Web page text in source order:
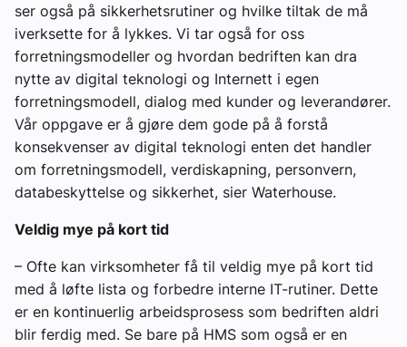
ser også på sikkerhetsrutiner og hvilke tiltak de må
iverksette for å lykkes. Vi tar også for oss
forretningsmodeller og hvordan bedriften kan dra
nytte av digital teknologi og Internett i egen
forretningsmodell, dialog med kunder og leverandører.
Vår oppgave er å gjøre dem gode på å forstå
konsekvenser av digital teknologi enten det handler
om forretningsmodell, verdiskapning, personvern,
databeskyttelse og sikkerhet, sier Waterhouse.
Veldig mye på kort tid
– Ofte kan virksomheter få til veldig mye på kort tid
med å løfte lista og forbedre interne IT-rutiner. Dette
er en kontinuerlig arbeidsprosess som bedriften aldri
blir ferdig med. Se bare på HMS som også er en